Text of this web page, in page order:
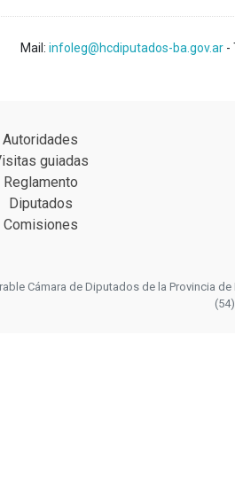
Mail: infoleg@hcdiputados-ba.gov.ar -
Autoridades
guiadas
Reglamento
Diputados
Comisiones
Cámara de Diputados de la Provincia